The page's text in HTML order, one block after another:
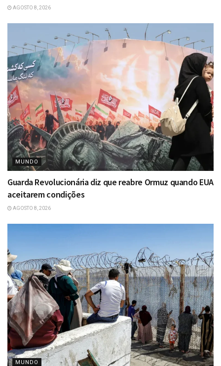
AGOSTO 8, 2026
MUNDO
Guarda Revolucionária diz que reabre Ormuz quando EUA
aceitarem condições
AGOSTO 8, 2026
MUNDO